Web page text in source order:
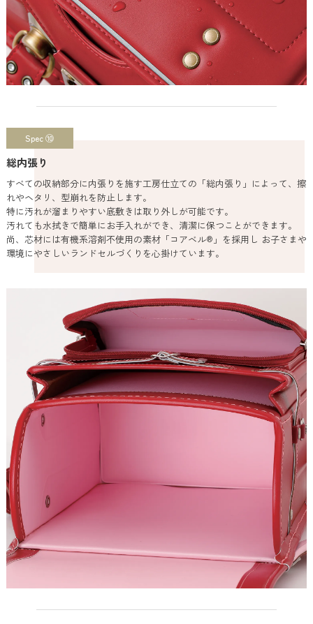
Spec ⑩
総内張り
すべての収納部分に内張りを施す工房仕立ての「総内張り」によって、擦
れやヘタリ、型崩れを防止します。
特に汚れが溜まりやすい底敷きは取り外しが可能です。
汚れても水拭きで簡単にお手入れができ、清潔に保つことができます。
尚、芯材には有機系溶剤不使用の素材「コアベル®」を採用し お子さまや
環境にやさしいランドセルづくりを心掛けています。